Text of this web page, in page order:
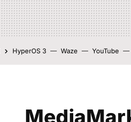
HyperOS 3 Waze YouTube